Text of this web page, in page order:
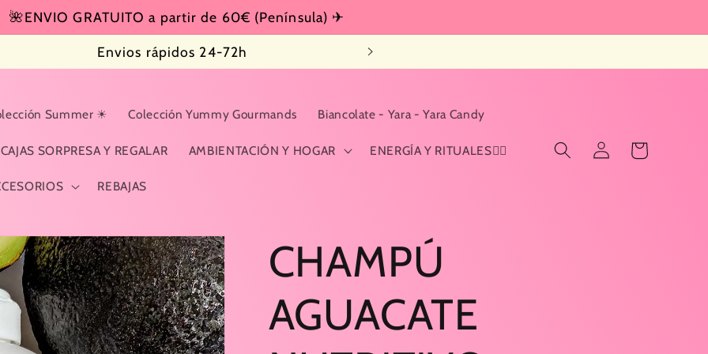
🌺ENVIO GRATUITO a partir de 60€ (Península) ✈
Envios rápidos 24-72h
Summer ☀ Colección Yummy Gourmands Biancolate - Yara - Yara Candy
CAJAS SORPRESA Y REGALAR AMBIENTACIÓN Y HOGAR ENERGÍA Y RITUALES🧙‍♀️
REBAJAS
Iniciar
sesión
Carrito
CHAMPÚ
AGUACATE